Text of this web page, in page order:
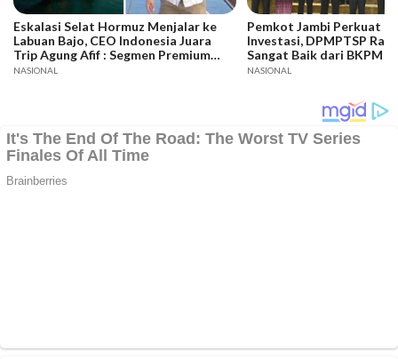
Eskalasi Selat Hormuz Menjalar ke
Labuan Bajo, CEO Indonesia Juara
Trip Agung Afif : Segmen Premium
Bertahan, Adaptasi Jadi Kunci
NASIONAL
Pemkot Jambi Perkuat
Investasi, DPMPTSP
Sangat Baik dari BKPM
NASIONAL